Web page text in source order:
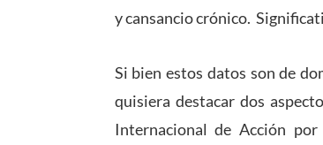
y cansancio crónico.
Si bien estos datos son de
quisiera destacar dos
Internacional de Acción